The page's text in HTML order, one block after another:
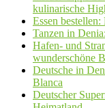
kulinarische
Essen
Tanzen in
Hafen- und
wunderschöne
Deutsche in
Blanca
Deutscher